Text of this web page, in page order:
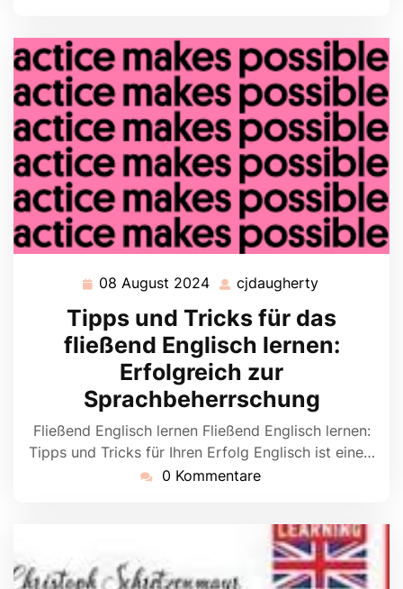
08 August 2024 08
August
2024
cjdaugherty
Tipps und Tricks für das
fließend Englisch lernen:
Erfolgreich zur
Sprachbeherrschung
Fließend Englisch lernen Fließend Englisch lernen:
Tipps und Tricks für Ihren Erfolg Englisch ist eine…
0 Kommentare